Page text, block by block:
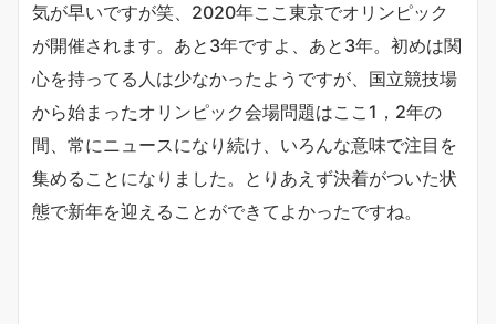
気が早いですが笑、2020年ここ東京でオリンピック
が開催されます。あと3年ですよ、あと3年。初めは関
心を持ってる人は少なかったようですが、国立競技場
から始まったオリンピック会場問題はここ1，2年の
間、常にニュースになり続け、いろんな意味で注目を
集めることになりました。とりあえず決着がついた状
態で新年を迎えることができてよかったですね。